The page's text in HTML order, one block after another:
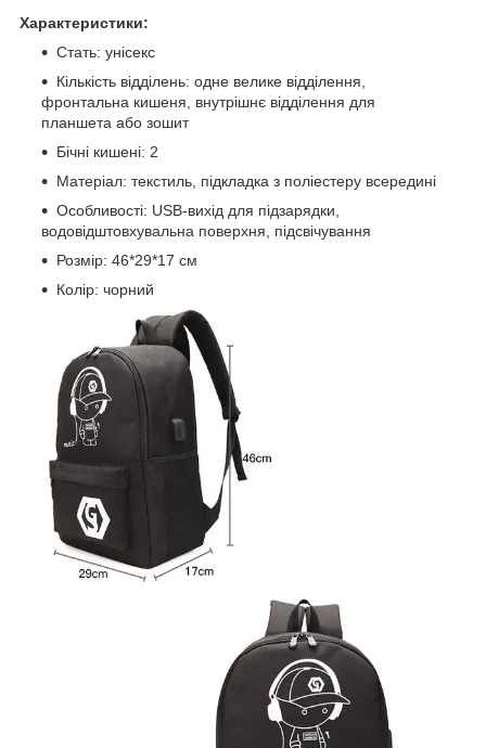
Характеристики:
Стать: унісекс
Кількість відділень: одне велике відділення,
фронтальна кишеня, внутрішнє відділення для
планшета або зошит
Бічні кишені: 2
Матеріал: текстиль, підкладка з поліестеру всередині
Особливості: USB-вихід для підзарядки,
водовідштовхувальна поверхня, підсвічування
Розмір: 46*29*17 см
Колір: чорний